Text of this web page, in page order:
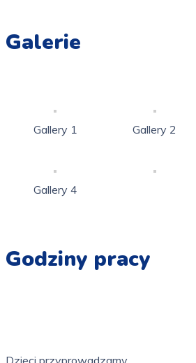
Galerie
Gallery 1 Gallery 2
Gallery 4
Godziny pracy